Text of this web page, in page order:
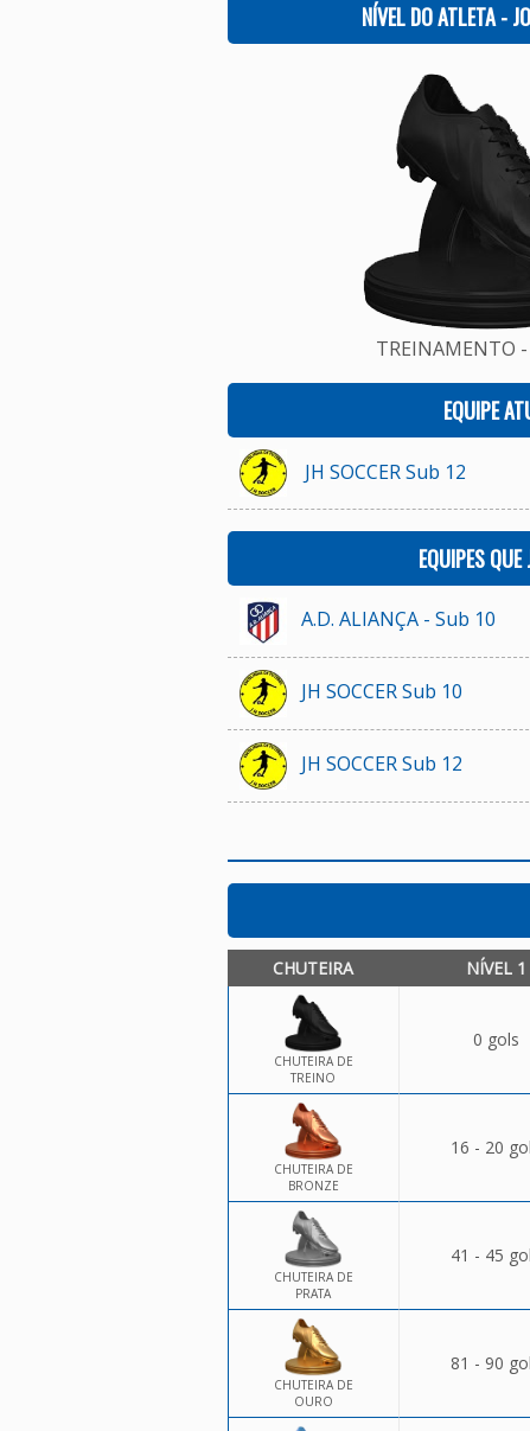
NÍVEL DO ATLETA -
TREINAMENTO
EQUIPE
JH SOCCER Sub 12
EQUIPES QUE
A.D. ALIANÇA - Sub 10
JH SOCCER Sub 10
JH SOCCER Sub 12
CHUTEIRA NÍVEL 1
CHUTEIRA DE
TREINO
0 gols
CHUTEIRA DE
BRONZE
16 - 20
CHUTEIRA DE
PRATA
41 - 45
CHUTEIRA DE
OURO
81 - 90